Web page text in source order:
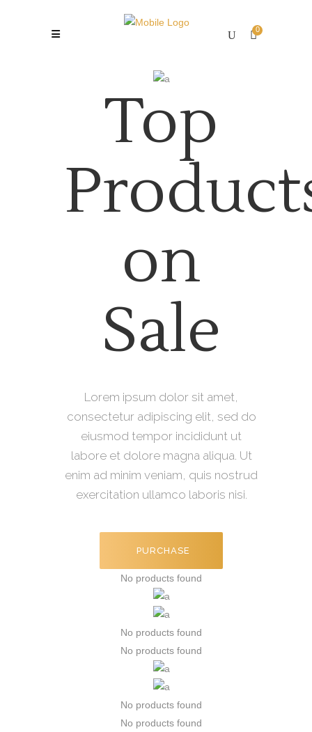
0
Top
on
Sale
Lorem ipsum dolor sit amet,
consectetur adipiscing elit, sed do
eiusmod tempor incididunt ut
labore et dolore magna aliqua. Ut
enim ad minim veniam, quis nostrud
exercitation ullamco laboris nisi.
PURCHASE
No products found
No products found
No products found
No products found
No products found